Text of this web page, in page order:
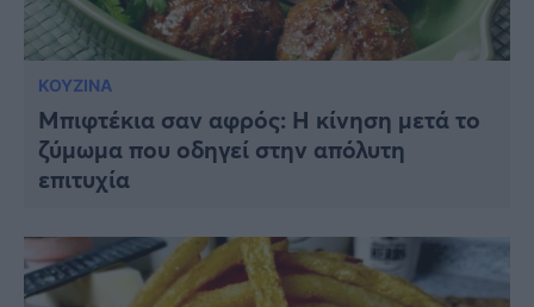
ΚΟΥΖΙΝΑ
Μπιφτέκια σαν αφρός: Η κίνηση μετά το
ζύμωμα που οδηγεί στην απόλυτη
επιτυχία